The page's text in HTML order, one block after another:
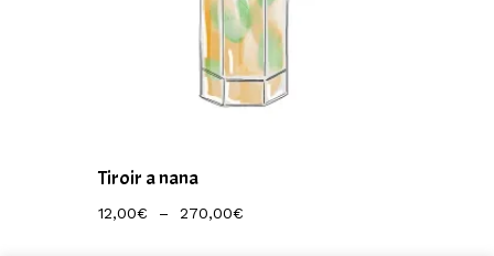
Tiroir a nana
12,00€ – 270,00€